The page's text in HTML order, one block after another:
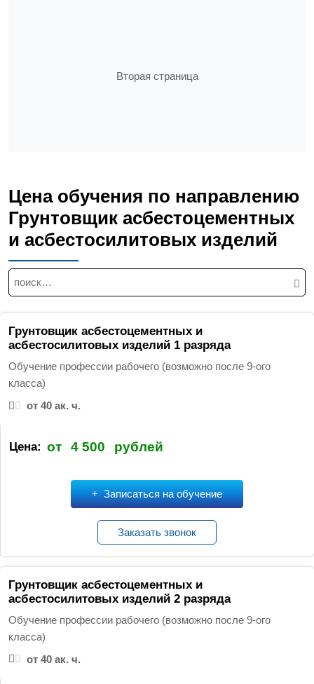
Вторая страница
Цена обучения по направлению
Грунтовщик асбестоцементных
и асбестосилитовых изделий
Н
а
т
и
Грунтовщик асбестоцементных и
асбестосилитовых изделий 1 разряда
Обучение профессии рабочего (возможно после 9-ого
класса)
от 40 ак. ч.
Цена: от 4 500 рублей
Записаться на обучение
Заказать звонок
Грунтовщик асбестоцементных и
асбестосилитовых изделий 2 разряда
Обучение профессии рабочего (возможно после 9-ого
класса)
от 40 ак. ч.